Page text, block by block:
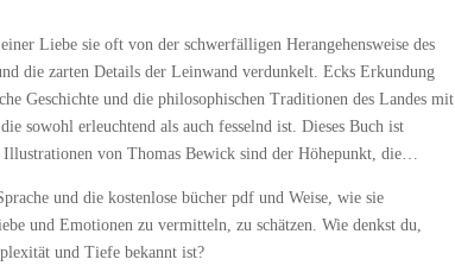
Liebe sie oft von der schwerfälligen Herangehensweise des
die zarten Details der Leinwand verdunkelt. Ecks Erkundung
Geschichte und die philosophischen Traditionen des Landes mit
sowohl erleuchtend als auch fesselnd ist. Dieses Buch ist
von Thomas Bewick sind der Höhepunkt, die…
und die kostenlose bücher pdf und Weise, wie sie
und Emotionen zu vermitteln, zu schätzen. Wie denkst du,
und Tiefe bekannt ist?